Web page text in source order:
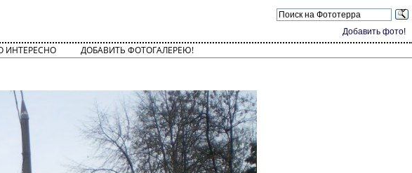
Добавить фото!
ИНТЕРЕСНО ДОБАВИТЬ ФОТОГАЛЕРЕЮ!